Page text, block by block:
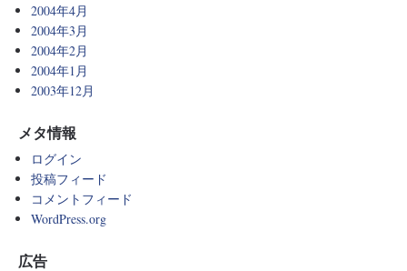
2004年4月
2004年3月
2004年2月
2004年1月
2003年12月
メタ情報
ログイン
投稿フィード
コメントフィード
WordPress.org
広告